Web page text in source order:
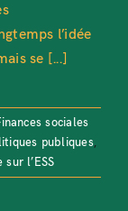
l’idée
se [...]
sociales
publiques,
l’ESS